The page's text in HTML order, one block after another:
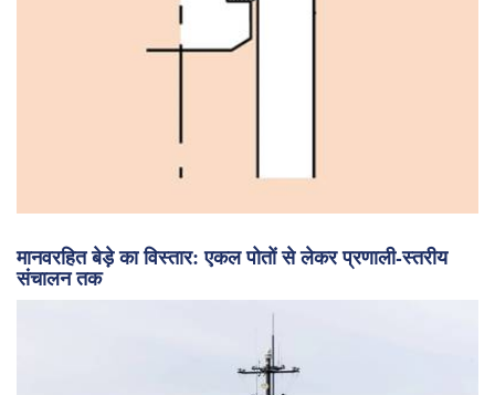
मानवरहित बेड़े का विस्तार: एकल पोतों से लेकर प्रणाली-स्तरीय
संचालन तक